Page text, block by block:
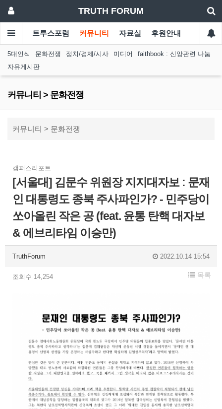
TRUTH FORUM
트루스포럼 커뮤니티 자료실 후원안내
5대인식 문화전쟁 정치/경제/시사 미디어
faithbook : 신앙관련 나눔
자유게시판
커뮤니티 > 문화전쟁
커뮤니티 > 문화전쟁
캠퍼스리포트
[서울대] 김문수 위원장 지지대자보 : 문재
인 대통령도 종북 주사파인가? - 민주당이
쏘아올린 작은 공 (feat. 윤통 탄핵 대자보
& 에브리타임 이승만)
TruthForum 2022.10.14 15:54
조회수 14,254 목록